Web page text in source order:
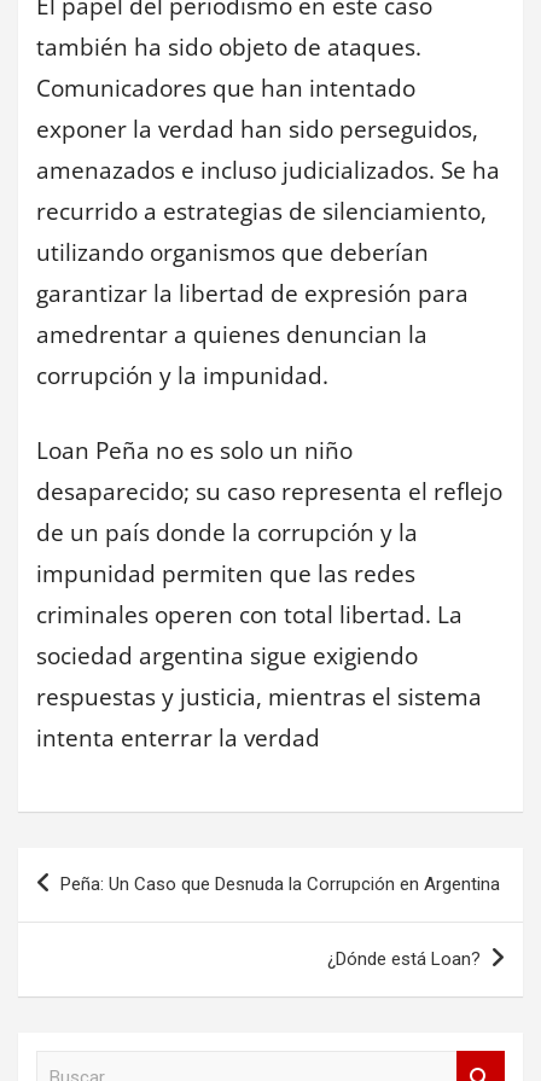
también ha sido objeto de ataques.
Comunicadores que han intentado
exponer la verdad han sido perseguidos,
amenazados e incluso judicializados. Se ha
recurrido a estrategias de silenciamiento,
utilizando organismos que deberían
garantizar la libertad de expresión para
amedrentar a quienes denuncian la
corrupción y la impunidad.
Loan Peña no es solo un niño
desaparecido; su caso representa el reflejo
de un país donde la corrupción y la
impunidad permiten que las redes
criminales operen con total libertad. La
sociedad argentina sigue exigiendo
respuestas y justicia, mientras el sistema
intenta enterrar la verdad
Navegación
de
Peña: Un Caso que Desnuda la Corrupción en Argentina
¿Dónde está Loan?